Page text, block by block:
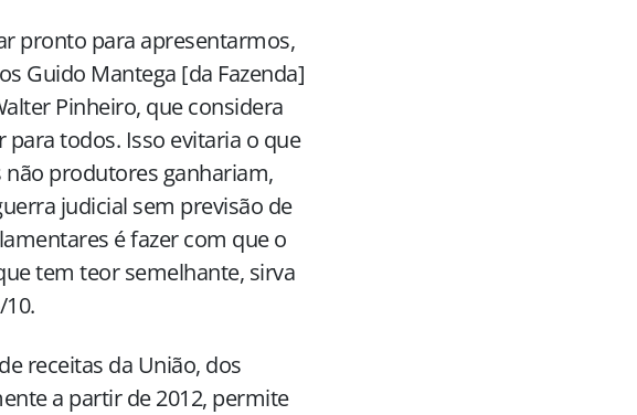
pronto para apresentarmos,
Guido Mantega [da Fazenda]
Pinheiro, que considera
todos. Isso evitaria o que
não produtores ganhariam,
judicial sem previsão de
é fazer com que o
tem teor semelhante, sirva
receitas da União, dos
a partir de 2012, permite